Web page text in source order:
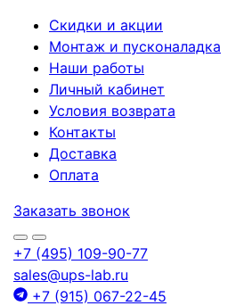
Скидки и акции
Монтаж и пусконаладка
Наши работы
Личный кабинет
Условия возврата
Контакты
Доставка
Оплата
Заказать звонок
+7 (495) 109-90-77
sales@ups-lab.ru
+7 (915) 067-22-45